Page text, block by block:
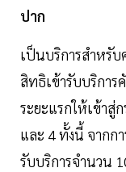
ปาก
เป็นบริการสำหรั
สิทธิเข้ารับบริการ
ระยะแรกให้เข้าสู่
และ 4 ทั้งนี้ จากก
รับบริการจำนวน